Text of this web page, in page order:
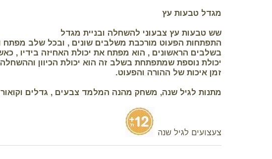
מגדל טבעות עץ
שש טבעות עץ צבעוני להשחלה ובניית מגדל
התפתחות הפעוט מורכבת משלבים שונים , ובכל שלב מפתח
בשלבים הראשונים , הוא מפתח את יכולת האחיזה בידיו ,
יכולת נוספת שמתפתחת בשלב זה הוא יכולת הכיוון
זמן איכות של ההורה והפעוט.
מתנות לגיל שנה, משחק מהנה המלמד צבעים , גדלים
צעצועים לגיל שנה